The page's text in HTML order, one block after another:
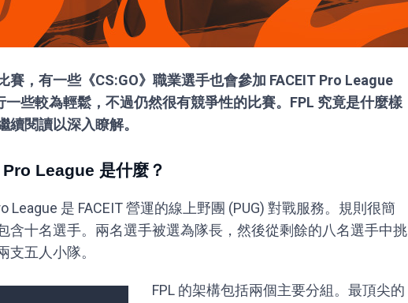
賽，有一些《CS:GO》職業選手也會參加 FACEIT Pro League
一些較為輕鬆，不過仍然很有競爭性的比賽。FPL 究竟是什麼樣
續閱讀以深入瞭解。
League 是什麼？
League 是 FACEIT 營運的線上野團 (PUG) 對戰服務。規則很簡
含十名選手。兩名選手被選為隊長，然後從剩餘的八名選手中挑
支五人小隊。
FPL 的架構包括兩個主要分組。最頂尖的